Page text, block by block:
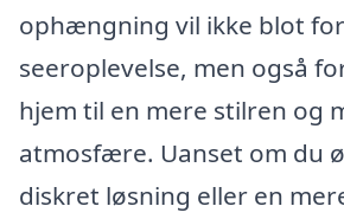
ophængning vil ikke blot
seeroplevelse, men også
hjem til en mere stilren og
atmosfære. Uanset om du
diskret løsning eller en